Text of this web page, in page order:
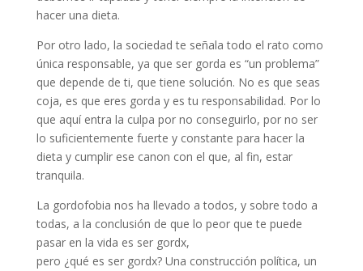
hacer una dieta.
Por otro lado, la sociedad te señala todo el rato como
única responsable, ya que ser gorda es “un problema”
que depende de ti, que tiene solución. No es que seas
coja, es que eres gorda y es tu responsabilidad. Por lo
que aquí entra la culpa por no conseguirlo, por no ser
lo suficientemente fuerte y constante para hacer la
dieta y cumplir ese canon con el que, al fin, estar
tranquila.
La gordofobia nos ha llevado a todos, y sobre todo a
todas, a la conclusión de que lo peor que te puede
pasar en la vida es ser gordx,
pero ¿qué es ser gordx? Una construcción política, un